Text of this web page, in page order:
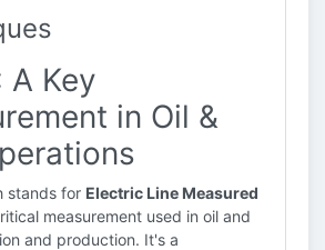
A Key
in Oil &
stands for Electric Line Measured
measurement used in oil and
and production. It's a